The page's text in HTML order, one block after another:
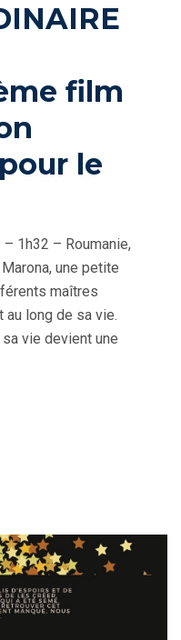
film
le
1h32 – Roumanie,
une petite
maîtres
au long de sa vie.
vie devient une